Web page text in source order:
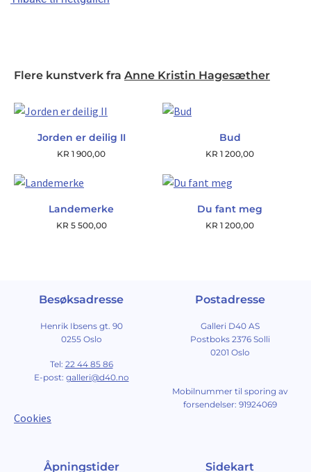
Flere kunstverk fra Anne Kristin Hagesæther
Jorden er deilig II
KR 1 900,00
Bud
KR 1 200,00
Landemerke
KR 5 500,00
Du fant meg
KR 1 200,00
Besøksadresse
Henrik Ibsens gt. 90
0255 Oslo
Tel: 22 44 85 86
E-post: galleri@d40.no
Cookies
Postadresse
Galleri D40 AS
Postboks 2376 Solli
0201 Oslo
Mobilnummer til sporing av
forsendelser: 91924069
Åpningstider Sidekart